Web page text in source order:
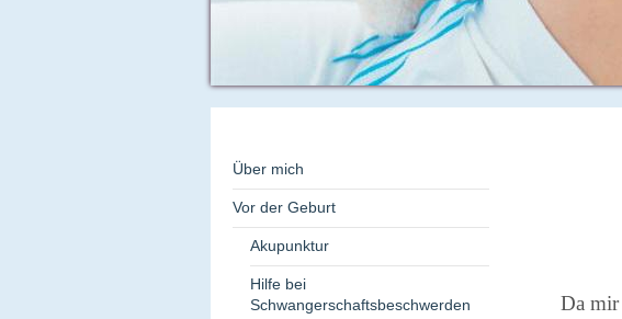
Da mir
Über mich
Vor der Geburt
Akupunktur
Hilfe bei
Schwangerschaftsbeschwerden